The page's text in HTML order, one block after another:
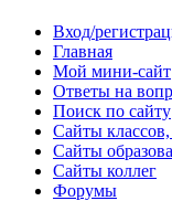
Вход/
Главная
Мой мини-сайт
Ответы на
Поиск по сайту
Сайты
Сайты
Сайты коллег
Форумы